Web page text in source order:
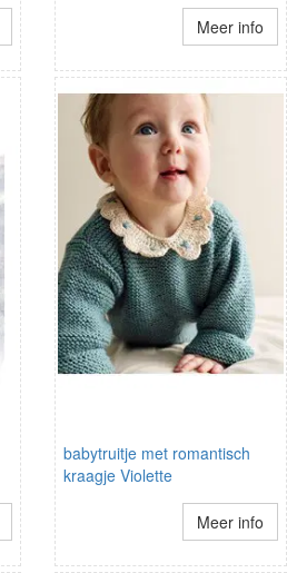
Meer info
babytruitje met romantisch
kraagje Violette
Meer info